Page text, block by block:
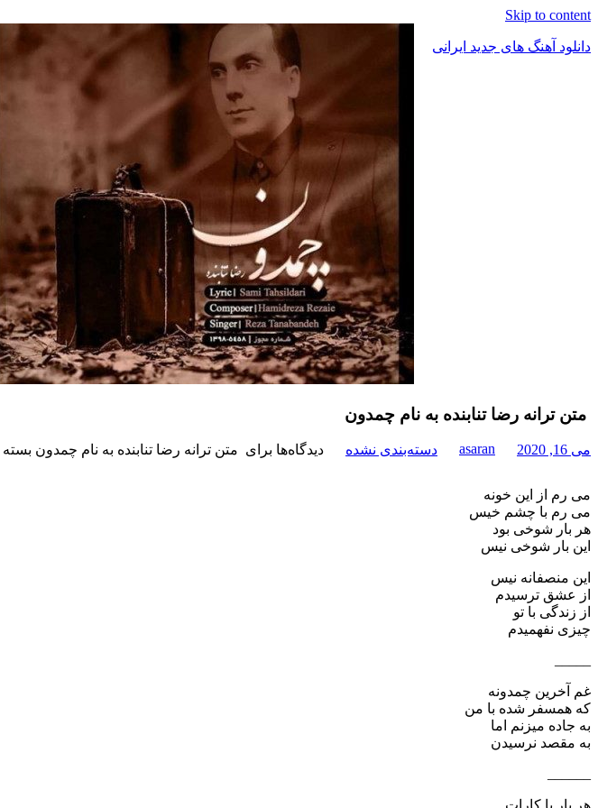
Skip to content
دانلود آهنگ های جدید ایرانی
متن ترانه رضا تنابنده به نام چمدون
می 16, 2020 asaran دسته‌بندی نشده دیدگاه‌ها برای متن ترانه رضا تنابنده به نام چمدون
می رم از این خونه
می رم با چشم خیس
هر بار شوخی بود
این بار شوخی نیس
این منصفانه نیس
از عشق ترسیدم
از زندگی با تو
چیزی نفهمیدم
غم آخرین چمدونه
که همسفر شده با من
به جاده میزنم اما
به مقصد نرسیدن
هر بار با کارات